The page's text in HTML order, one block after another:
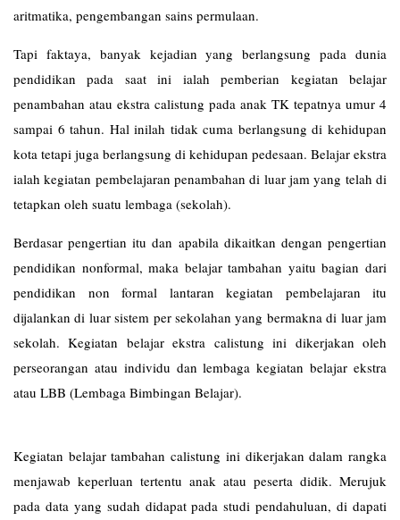
aritmatika, pengembangan sains permulaan.
Tapi faktaya, banyak kejadian yang berlangsung pada dunia
pendidikan pada saat ini ialah pemberian kegiatan belajar
penambahan atau ekstra calistung pada anak TK tepatnya umur 4
sampai 6 tahun. Hal inilah tidak cuma berlangsung di kehidupan
kota tetapi juga berlangsung di kehidupan pedesaan. Belajar ekstra
ialah kegiatan pembelajaran penambahan di luar jam yang telah di
tetapkan oleh suatu lembaga (sekolah).
Berdasar pengertian itu dan apabila dikaitkan dengan pengertian
pendidikan nonformal, maka belajar tambahan yaitu bagian dari
pendidikan non formal lantaran kegiatan pembelajaran itu
dijalankan di luar sistem per sekolahan yang bermakna di luar jam
sekolah. Kegiatan belajar ekstra calistung ini dikerjakan oleh
perseorangan atau individu dan lembaga kegiatan belajar ekstra
atau LBB (Lembaga Bimbingan Belajar).
Kegiatan belajar tambahan calistung ini dikerjakan dalam rangka
menjawab keperluan tertentu anak atau peserta didik. Merujuk
pada data yang sudah didapat pada studi pendahuluan, di dapati